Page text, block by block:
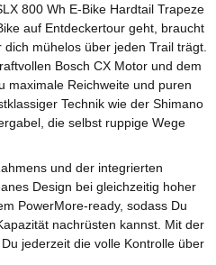
800 Wh E-Bike Hardtail Trapeze
auf Entdeckertour geht, braucht
mühelos über jeden Trail trägt.
Bosch CX Motor und dem
maximale Reichweite und puren
Technik wie der Shimano
die selbst ruppige Wege
und der integrierten
Design bei gleichzeitig hoher
PowerMore-ready, sodass Du
nachrüsten kannst. Mit der
jederzeit die volle Kontrolle über